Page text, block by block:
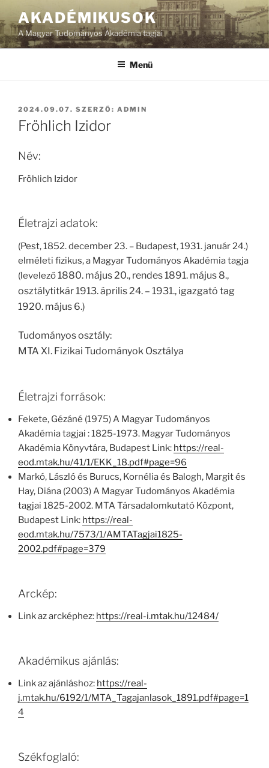
AKADÉMIKUSOK
A Magyar Tudományos Akadémia tagjai
Menü
BEKÜLDVE:
2024.09.07. SZERZŐ: ADMIN
Fröhlich Izidor
Név:
Fröhlich Izidor
Életrajzi adatok:
(Pest, 1852. december 23. – Budapest, 1931. január 24.)
elméleti fizikus, a Magyar Tudományos Akadémia tagja
(levelező 1880. május 20., rendes 1891. május 8.,
osztálytitkár 1913. április 24. – 1931., igazgató tag
1920. május 6.)
Tudományos osztály:
MTA XI. Fizikai Tudományok Osztálya
Életrajzi források:
Fekete, Gézáné (1975) A Magyar Tudományos
Akadémia tagjai : 1825-1973. Magyar Tudományos
Akadémia Könyvtára, Budapest Link: https://real-
eod.mtak.hu/41/1/EKK_18.pdf#page=96
Markó, László és Burucs, Kornélia és Balogh, Margit és
Hay, Diána (2003) A Magyar Tudományos Akadémia
tagjai 1825-2002. MTA Társadalomkutató Központ,
Budapest Link: https://real-
eod.mtak.hu/7573/1/AMTATagjai1825-
2002.pdf#page=379
Arckép:
Link az arcképhez: https://real-i.mtak.hu/12484/
Akadémikus ajánlás:
Link az ajánláshoz: https://real-
j.mtak.hu/6192/1/MTA_Tagajanlasok_1891.pdf#page=1
4
Székfoglaló: